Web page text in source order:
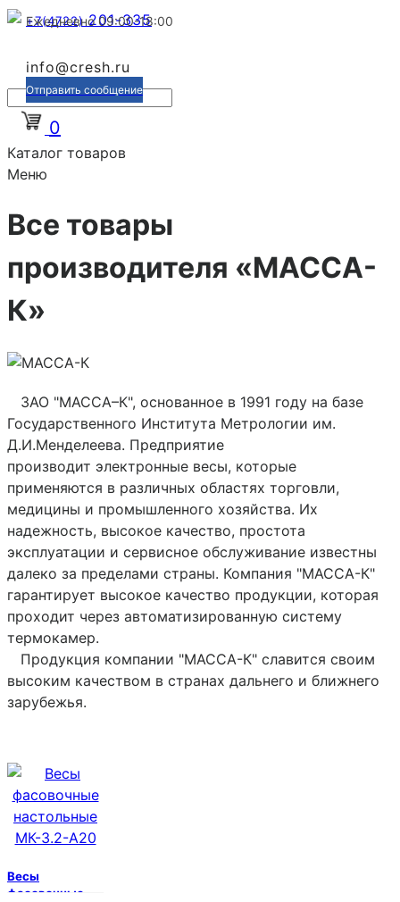
+7(4722)201-335
Ежедневно 09:00-18:00
info@cresh.ru
Отправить сообщение
0
Каталог товаров
Меню
Все товары
производителя «МАССА-
К»
ЗАО "МАССА–К", основанное в 1991 году на базе
Государственного Института Метрологии им.
Д.И.Менделеева. Предприятие
производит электронные весы, которые
применяются в различных областях торговли,
медицины и промышленного хозяйства. Их
надежность, высокое качество, простота
эксплуатации и сервисное обслуживание известны
далеко за пределами страны. Компания "МАССА-К"
гарантирует высокое качество продукции, которая
проходит через автоматизированную систему
термокамер.
Продукция компании "МАССА-К" славится своим
высоким качеством в странах дальнего и ближнего
зарубежья.
Весы
фасовочные